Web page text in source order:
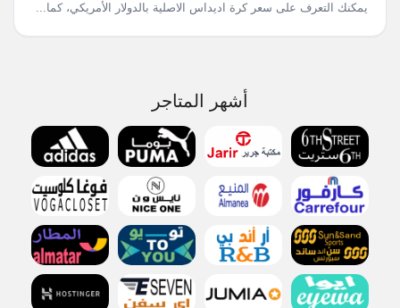
يمكنك التعرف على سعر كرة اديداس الاصلية بالدولار الأمريكي، كما...
أشهر المتاجر